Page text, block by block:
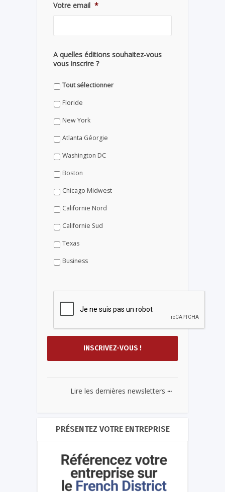
Votre email *
A quelles éditions souhaitez-vous
vous inscrire ?
Tout sélectionner
Floride
New York
Atlanta Géorgie
Washington DC
Boston
Chicago Midwest
Californie Nord
Californie Sud
Texas
Business
Lire les dernières newsletters ...
PRÉSENTEZ VOTRE ENTREPRISE